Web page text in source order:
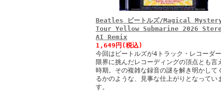
Beatles ビートルズ/Magical
Tour Yellow Submarine 2026
AI Remix
1,649円(税込)
今回はビートルズが4トラック・レコーダ
限界に挑んだレコーディングの頂点とも言
時期。その複雑な録音の謎を解き明かして
るかのような、見事な仕上がりとなってい
す。